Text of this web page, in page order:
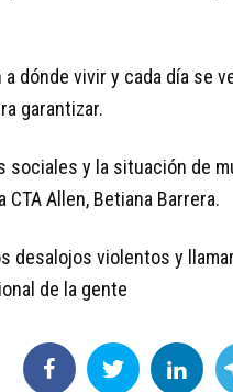
dónde vivir y cada día se
garantizar.
sociales y la situación de
Allen, Betiana Barrera.
desalojos violentos y
de la gente